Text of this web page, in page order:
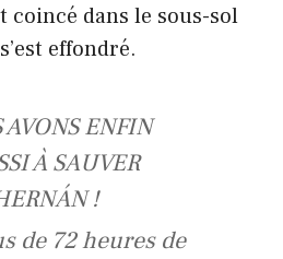
coincé dans le sous-sol
effondré.
AVONS ENFIN
À SAUVER
!
de 72 heures de